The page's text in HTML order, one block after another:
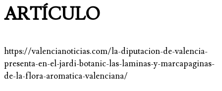
ARTÍCULO
https://valencianoticias.com/la-diputacion-de-valencia-
presenta-en-el-jardi-botanic-las-laminas-y-marcapaginas-
de-la-flora-aromatica-valenciana/